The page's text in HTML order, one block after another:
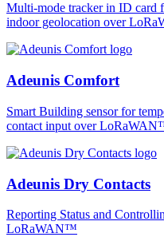
Multi-mode tracker in ID card
indoor geolocation over
Adeunis Comfort
Smart Building sensor for
contact input over
Adeunis Dry Contacts
Reporting Status and
LoRaWAN™